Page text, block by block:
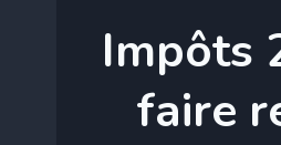
Impôts
faire